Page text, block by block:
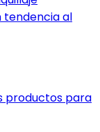
tendencia al
productos para